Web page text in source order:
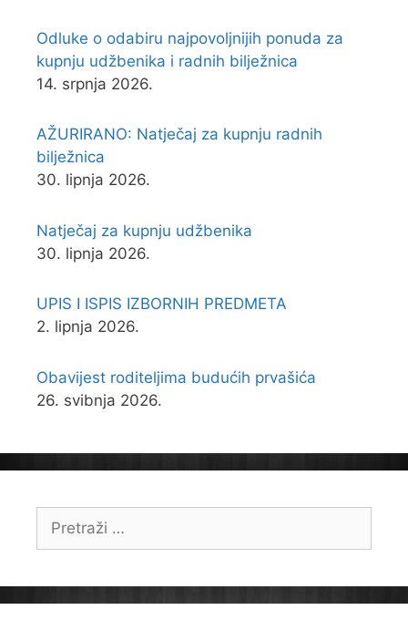
Odluke o odabiru najpovoljnijih ponuda za
kupnju udžbenika i radnih bilježnica
14. srpnja 2026.
AŽURIRANO: Natječaj za kupnju radnih
bilježnica
30. lipnja 2026.
Natječaj za kupnju udžbenika
30. lipnja 2026.
UPIS I ISPIS IZBORNIH PREDMETA
2. lipnja 2026.
Obavijest roditeljima budućih prvašića
26. svibnja 2026.